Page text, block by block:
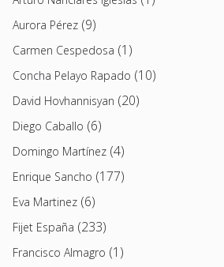
Aurora Pérez (9)
Carmen Cespedosa (1)
Concha Pelayo Rapado (10)
David Hovhannisyan (20)
Diego Caballo (6)
Domingo Martínez (4)
Enrique Sancho (177)
Eva Martinez (6)
Fijet España (233)
Francisco Almagro (1)